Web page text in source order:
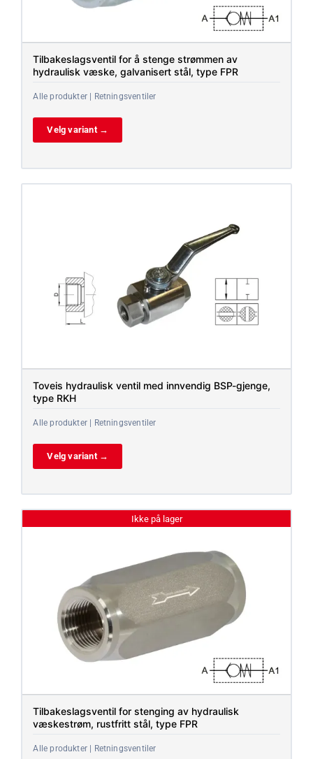
Tilbakeslagsventil for å stenge strømmen av
hydraulisk væske, galvanisert stål, type FPR
Alle produkter | Retningsventiler
Velg variant →
Toveis hydraulisk ventil med innvendig BSP-gjenge,
type RKH
Alle produkter | Retningsventiler
Velg variant →
Ikke på lager
Tilbakeslagsventil for stenging av hydraulisk
væskestrøm, rustfritt stål, type FPR
Alle produkter | Retningsventiler